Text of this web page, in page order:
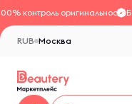
контроль оригинальности
Москва
RUB